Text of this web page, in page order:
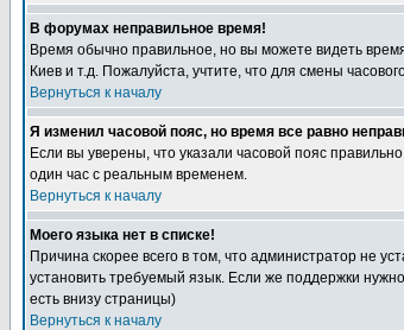
В форумах неправильное время!
Время обычно правильное, но вы можете видеть
Киев и т.д. Пожалуйста, учтите, что для смены
Вернуться к началу
Я изменил часовой пояс, но время все равно
Если вы уверены, что указали часовой пояс
один час с реальным временем.
Вернуться к началу
Моего языка нет в списке!
Причина скорее всего в том, что администратор не
установить требуемый язык. Если же поддержки
есть внизу страницы)
Вернуться к началу